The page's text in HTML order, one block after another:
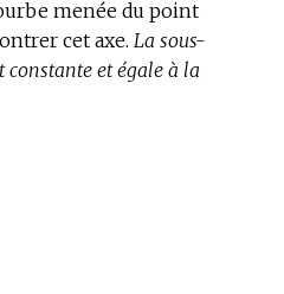
menée du point
cet axe. La sous-
et égale à la